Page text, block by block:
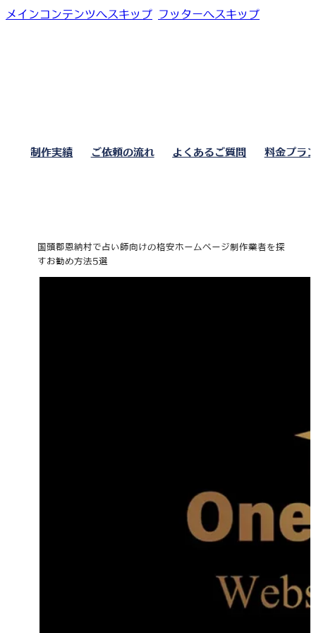
メインコンテンツへスキップ フッターへスキップ
制作実績 ご依頼の流れ よくあるご質問 料金プラ
国頭郡恩納村で占い師向けの格安ホームページ制作業者を探
すお勧め方法5選